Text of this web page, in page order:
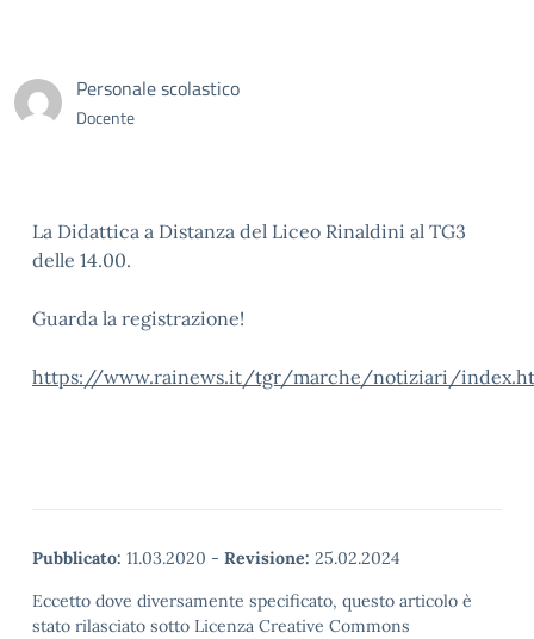
Personale scolastico
Docente
La Didattica a Distanza del Liceo Rinaldini al TG3
delle 14.00.
Guarda la registrazione!
https://www.rainews.it/tgr/marche/notiziari/
Pubblicato: 11.03.2020 - Revisione: 25.02.2024
Eccetto dove diversamente specificato, questo articolo è
stato rilasciato sotto Licenza Creative Commons